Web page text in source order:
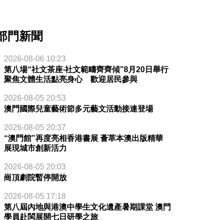
門新聞
2026-08-06 10:23
第八場“社文茶座‧社文範疇齊齊傾”8月20日舉行
聚焦文體生活點亮身心 歡迎居民參與
2026-08-05 20:53
澳門國際兒童藝術節多元藝文活動接連登場
2026-08-05 20:37
“澳門館”再度亮相香港書展 薈萃本澳出版精華
展現城市創新活力
2026-08-05 20:03
崗頂劇院暫停開放
2026-08-05 17:18
第八屆內地與港澳中學生文化遺產暑期課堂 澳門
學員赴閩展開七日研學之旅